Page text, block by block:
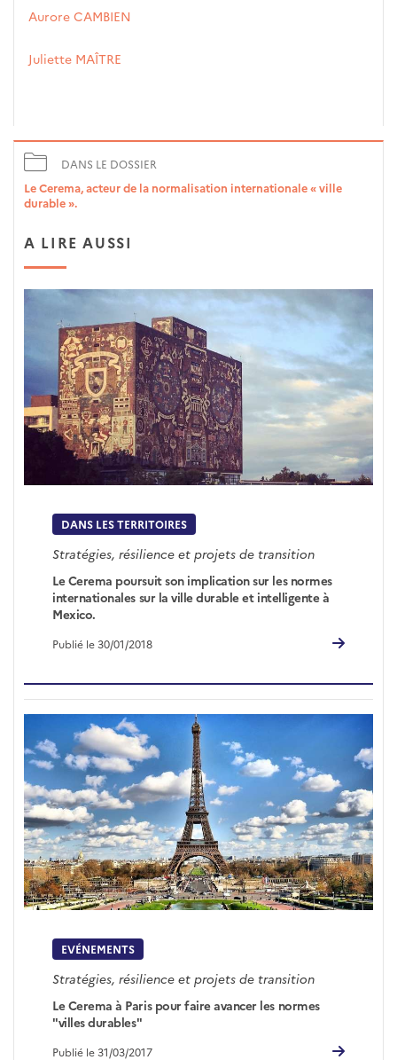
Aurore CAMBIEN
Juliette MAÎTRE
DANS LE DOSSIER
Le Cerema, acteur de la normalisation internationale « ville
durable ».
A LIRE AUSSI
DANS LES TERRITOIRES
Stratégies, résilience et projets de transition
Le Cerema poursuit son implication sur les normes
internationales sur la ville durable et intelligente à
Mexico.
Publié le 30/01/2018
EVÉNEMENTS
Stratégies, résilience et projets de transition
Le Cerema à Paris pour faire avancer les normes
"villes durables"
Publié le 31/03/2017